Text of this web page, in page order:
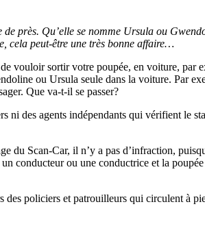
près. Qu’elle se nomme Ursula ou
cela peut-être une très bonne affaire…
vouloir sortir votre poupée, en voiture,
ou Ursula seule dans la voiture. Par
Que va-t-il se passer?
ni des agents indépendants qui vérifient le
du Scan-Car, il n’y a pas d’infraction,
conducteur ou une conductrice et la
des policiers et patrouilleurs qui circulent à